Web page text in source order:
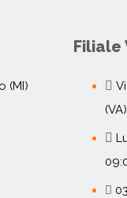
(MI)
Filiale
(VA)